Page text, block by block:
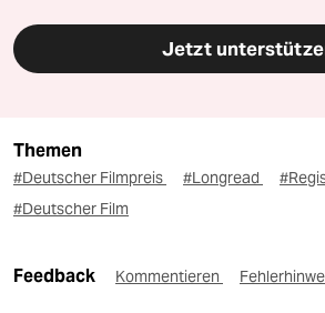
Jetzt
Themen
#Deutscher Filmpreis #Longread
#Deutscher Film
Feedback Kommentieren